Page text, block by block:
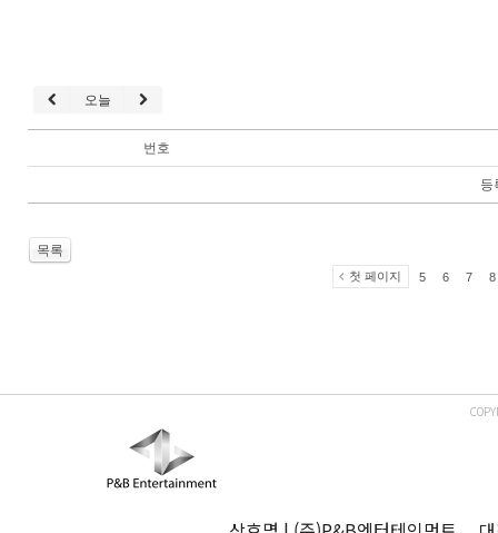
오늘
번호
등
목록
첫 페이지 5 6 7 8